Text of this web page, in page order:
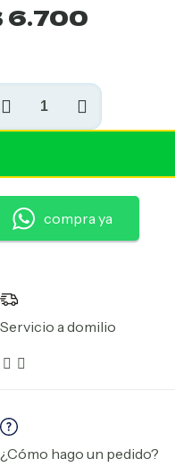
6.700
compra ya
Servicio a domilio
¿Cómo hago un pedido?